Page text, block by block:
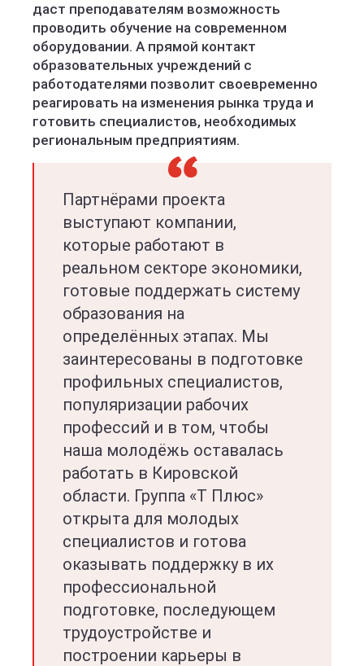
даст преподавателям возможность
проводить обучение на современном
оборудовании. А прямой контакт
образовательных учреждений с
работодателями позволит своевременно
реагировать на изменения рынка труда и
готовить специалистов, необходимых
региональным предприятиям.
Партнёрами проекта
выступают компании,
которые работают в
реальном секторе экономики,
готовые поддержать систему
образования на
определённых этапах. Мы
заинтересованы в подготовке
профильных специалистов,
популяризации рабочих
профессий и в том, чтобы
наша молодёжь оставалась
работать в Кировской
области. Группа «Т Плюс»
открыта для молодых
специалистов и готова
оказывать поддержку в их
профессиональной
подготовке, последующем
трудоустройстве и
построении карьеры в